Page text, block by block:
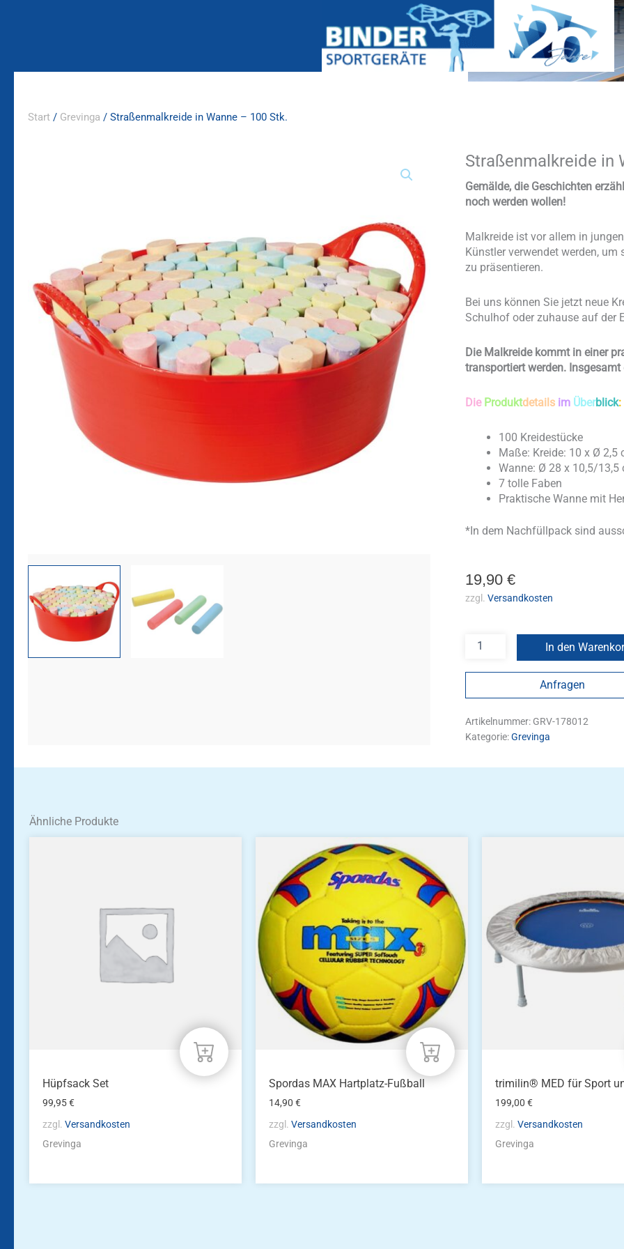
Start / Grevinga / Straßenmalkreide in Wanne – 100 Stk.
Straßenmalkreide in
Gemälde, die Geschichten
noch werden wollen!
Malkreide ist vor allem in
Künstler verwendet werden,
zu präsentieren.
Bei uns können Sie jetzt neue
Schulhof oder zuhause auf der
Die Malkreide kommt in einer
transportiert werden.
Die Produktdetails im Überblick:
100 Kreidestücke
Maße: Kreide: 10 x Ø 2,5
Wanne: Ø 28 x 10,5/13,5
7 tolle Faben
Praktische Wanne mit
*In dem Nachfüllpack sind
19,90 €
zzgl. Versandkosten
Straßenmalkreide
Wanne
–
Menge
In den
Anfragen
Artikelnummer: GRV-178012
Kategorie:Grevinga
Ähnliche Produkte
Hüpfsack Set
99,95€
zzgl.Versandkosten
Grevinga
Spordas MAX Hartplatz-Fußball
14,90€
zzgl.Versandkosten
Grevinga
trimilin® MED für Sport
199,00€
zzgl.Versandkosten
Grevinga